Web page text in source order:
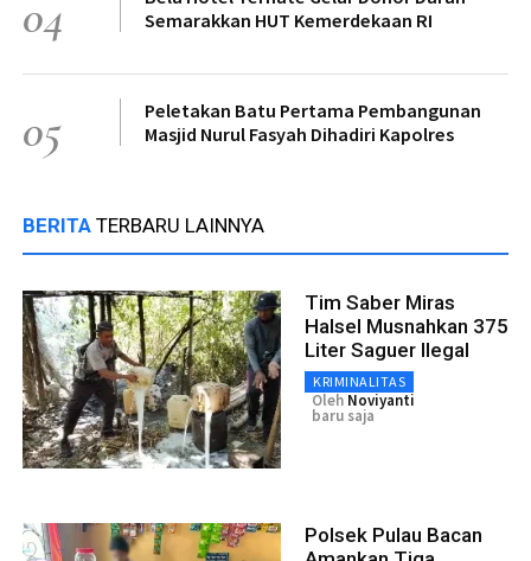
04
Semarakkan HUT Kemerdekaan RI
05
Peletakan Batu Pertama Pembangunan
Masjid Nurul Fasyah Dihadiri Kapolres
BERITA TERBARU LAINNYA
Tim Saber Miras
Halsel Musnahkan 375
Liter Saguer Ilegal
KRIMINALITAS
Oleh Noviyanti
baru saja
Polsek Pulau Bacan